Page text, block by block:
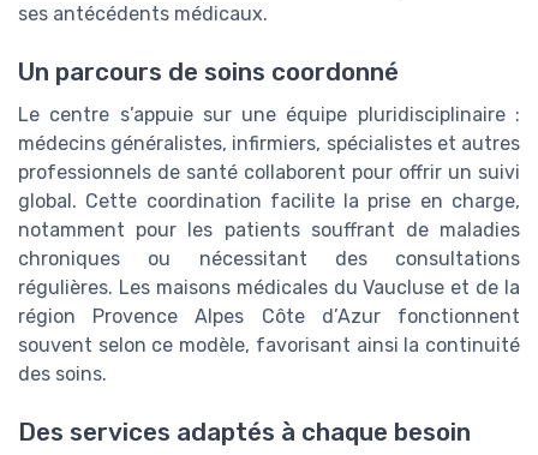
ses antécédents médicaux.
Un parcours de soins coordonné
Le centre s’appuie sur une équipe pluridisciplinaire :
médecins généralistes, infirmiers, spécialistes et autres
professionnels de santé collaborent pour offrir un suivi
global. Cette coordination facilite la prise en charge,
notamment pour les patients souffrant de maladies
chroniques ou nécessitant des consultations
régulières. Les maisons médicales du Vaucluse et de la
région Provence Alpes Côte d’Azur fonctionnent
souvent selon ce modèle, favorisant ainsi la continuité
des soins.
Des services adaptés à chaque besoin